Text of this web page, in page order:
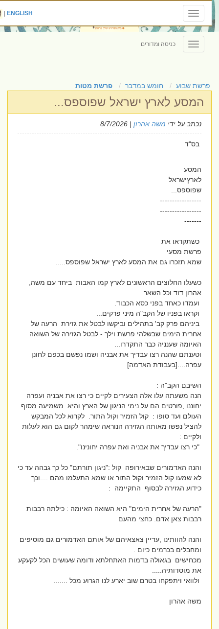
Toggle
navigation
ENGLISH
|
Toggle
navigation
כניסה ומדורים
פרשת שבוע חומש במדבר פרשת מטות
המסע לארץ ישראל שפוספס...
נכתב על ידימשה אהרון| 8/7/2026
בס"ד
המסע
לארץישראל
שפוספס...
-----------------
-----------------
-------
כשתקראו את
פרשת מסעי
שמא תזכרו גם את המסע לארץ ישראל שפוספס.....
כשעלו החלוצים הראשונים לארץ קמו האבות ביחד עם משה,
אהרון דוד וכל השאר
ועמדו כאחד בפני כסא הכבוד.
וקראו בפניו של הקב"ה מיני פרקים...
ביניהם פרק קב' בתהילים וביקשו לבטל את גזירת הרעה של
אחרית הימים שבשלהי פרשת וילך - לבטל הגזירה של השואה
האיומה שענניה כבר התקדרו...
וטענתם שהנה רצו עבדיך את אבניה ושמו נפשם בכפם לחונן
עפרה....[בעבודת האדמה]
השיבם הקב"ה :
הנה משעתה עלו אלה הצעירים לקיים כי רצו את אבניה ועפרה
יחוננו ,פורטים הם על נימי הניגון של הארץ והיא משמיעה מסוף
העולם ועד סופו : קול הזמיר וקול התור. לקרוא לכל המבקש
להציל נפשו מאותה הגזירה הנוראה שימהר לקום גם הוא לעלות
ולקיים :
"כי רצו עבדיך את אבניה ואת עפרה יחונינו".
והנה האדמורים שבאירופה קול :"ניגון תורתם" כל כך גבהה עד כי
לא שמעו קול הזמיר וקול התור או שמא התעלמו מהם ....וכך
כידוע הגזירה לבסוף התקיימה :
"הרעה של אחרית הימים" היא השואה האיומה : כילתה רבבות
רבבות צאן אדם. כחצי מהעם
והנה להוותינו ,עדיין צאצאיהם של אותם האדמורים גם מוסיפים
ומחבלים בכרמים כיום .
מכחישים בגאולה בדמות האתחלתא ודומה שעושים הכל לקעקע
את מוסדותיה.....
ולוואי ויתפקחו בטרם שוב יארע לנו הגרוע מכל .......
משה אהרון